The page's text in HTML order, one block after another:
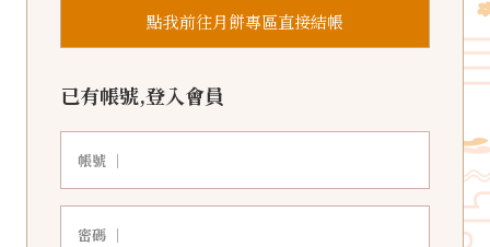
點我前往月餅專區直接結帳
已有帳號,登入會員
帳號 ｜
密碼 ｜